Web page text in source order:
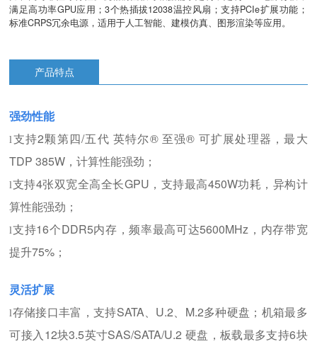
满足高功率GPU应用；3个热插拔12038温控风扇；支持PCIe扩展功能；
标准CRPS冗余电源，适用于人工智能、建模仿真、图形渲染等应用。
产品特点
强劲性能
l支持2颗第四/五代 英特尔® 至强® 可扩展处理器，最大
TDP 385W，计算性能强劲；
l支持4张双宽全高全长GPU，支持最高450W功耗，异构计
算性能强劲；
l支持16个DDR5内存，频率最高可达5600MHz，内存带宽
提升75%；
灵活扩展
l存储接口丰富，支持SATA、U.2、M.2多种硬盘；机箱最多
可接入12块3.5英寸SAS/SATA/U.2 硬盘，板载最多支持6块